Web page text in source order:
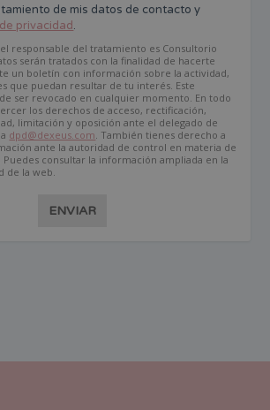
de mis datos de contacto y
privacidad.
responsable del tratamiento es Consultorio
serán tratados con la finalidad de hacerte
un boletín con información sobre la actividad,
que puedan resultar de tu interés. Este
ser revocado en cualquier momento. En todo
los derechos de acceso, rectificación,
limitación y oposición ante el delegado de
dpd@dexeus.com. También tienes derecho a
ante la autoridad de control en materia de
consultar la información ampliada en la
de la web.
ENVIAR